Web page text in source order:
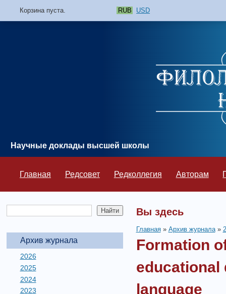
Корзина пуста. RUB USD
Научные доклады высшей школы
Главная Редсовет Редколлегия Авторам
Архив журнала
2026
2025
2024
2023
Вы здесь
Главная» Архив журнала»
Formation
educational
language